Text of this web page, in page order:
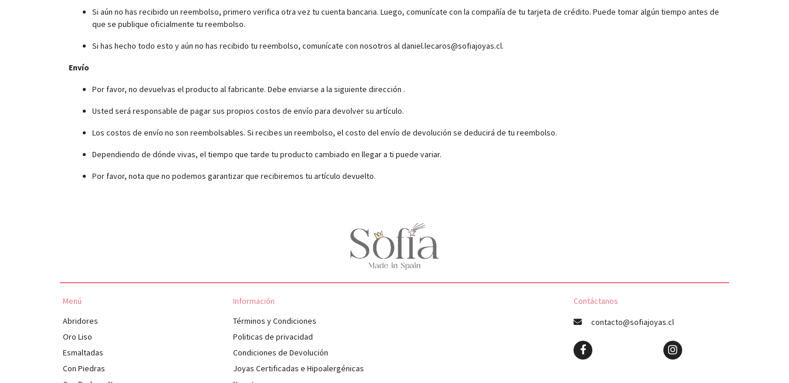
Si aún no has recibido un reembolso, primero verifica otra vez tu cuenta bancaria. Luego, comunícate con la compañía de tu tarjeta de crédito. Puede tomar algún tiempo antes de
que se publique oficialmente tu reembolso.
Si has hecho todo esto y aún no has recibido tu reembolso, comunícate con nosotros al daniel.lecaros@sofiajoyas.cl.
Envío
Por favor, no devuelvas el producto al fabricante. Debe enviarse a la siguiente dirección .
Usted será responsable de pagar sus propios costos de envío para devolver su artículo.
Los costos de envío no son reembolsables. Si recibes un reembolso, el costo del envío de devolución se deducirá de tu reembolso.
Dependiendo de dónde vivas, el tiempo que tarde tu producto cambiado en llegar a ti puede variar.
Por favor, nota que no podemos garantizar que recibiremos tu artículo devuelto.
Menú
Abridores
Oro Liso
Esmaltadas
Con Piedras
Información
Términos y Condiciones
Politicas de privacidad
Condiciones de Devolución
Joyas Certificadas e Hipoalergénicas
Contáctanos
contacto@sofiajoyas.cl